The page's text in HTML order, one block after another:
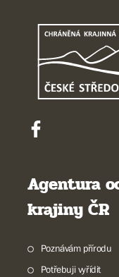
Agentura
krajiny ČR
Poznávám přírodu
Potřebuji vyřídit